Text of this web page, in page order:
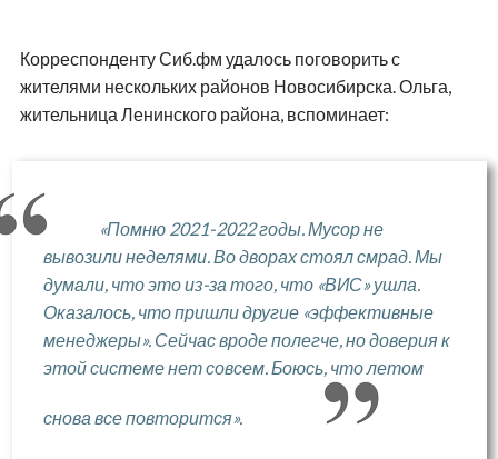
Корреспонденту Сиб.фм удалось поговорить с
жителями нескольких районов Новосибирска. Ольга,
жительница Ленинского района, вспоминает:
«Помню 2021-2022 годы. Мусор не
вывозили неделями. Во дворах стоял смрад. Мы
думали, что это из-за того, что «ВИС» ушла.
Оказалось, что пришли другие «эффективные
менеджеры». Сейчас вроде полегче, но доверия к
этой системе нет совсем. Боюсь, что летом
снова все повторится».